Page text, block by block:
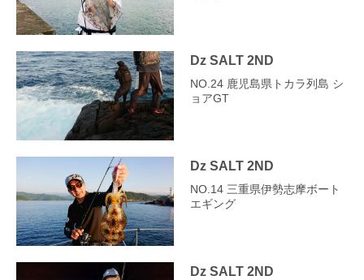
Dz SALT 2ND
NO.24 鹿児島県トカラ列島 シ
ョアGT
Dz SALT 2ND
NO.14 三重県伊勢志摩ボート
エギング
Dz SALT 2ND